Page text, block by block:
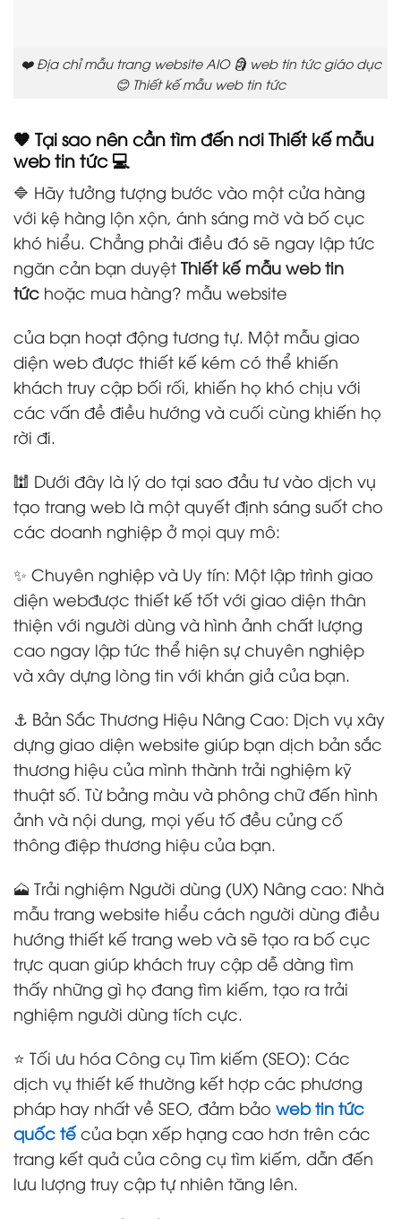
❤️ Địa chỉ mẫu trang website AIO 🗿 web tin tức giáo dục
😊 Thiết kế mẫu web tin tức
🧡 Tại sao nên cần tìm đến nơiThiết kế mẫu
web tin tức💻
🔷 Hãy tưởng tượng bước vào một cửa hàng
với kệ hàng lộn xộn, ánh sáng mờ và bố cục
khó hiểu. Chẳng phải điều đó sẽ ngay lập tức
ngăn cản bạn duyệt Thiết kế mẫu web tin
tức hoặc mua hàng? mẫu website
của bạn hoạt động tương tự. Một mẫu giao
diện web được thiết kế kém có thể khiến
khách truy cập bối rối, khiến họ khó chịu với
các vấn đề điều hướng và cuối cùng khiến họ
rời đi.
🕍 Dưới đây là lý do tại sao đầu tư vào dịch vụ
tạo trang web là một quyết định sáng suốt cho
các doanh nghiệp ở mọi quy mô:
✨ Chuyên nghiệp và Uy tín: Một lập trình giao
diện webđược thiết kế tốt với giao diện thân
thiện với người dùng và hình ảnh chất lượng
cao ngay lập tức thể hiện sự chuyên nghiệp
và xây dựng lòng tin với khán giả của bạn.
⚓ Bản Sắc Thương Hiệu Nâng Cao: Dịch vụ xây
dựng giao diện website giúp bạn dịch bản sắc
thương hiệu của mình thành trải nghiệm kỹ
thuật số. Từ bảng màu và phông chữ đến hình
ảnh và nội dung, mọi yếu tố đều củng cố
thông điệp thương hiệu của bạn.
🗻 Trải nghiệm Người dùng (UX) Nâng cao: Nhà
mẫu trang website hiểu cách người dùng điều
hướng thiết kế trang web và sẽ tạo ra bố cục
trực quan giúp khách truy cập dễ dàng tìm
thấy những gì họ đang tìm kiếm, tạo ra trải
nghiệm người dùng tích cực.
⭐ Tối ưu hóa Công cụ Tìm kiếm (SEO): Các
dịch vụ thiết kế thường kết hợp các phương
pháp hay nhất về SEO, đảm bảo web tin tức
quốc tếcủa bạn xếp hạng cao hơn trên các
trang kết quả của công cụ tìm kiếm, dẫn đến
lưu lượng truy cập tự nhiên tăng lên.